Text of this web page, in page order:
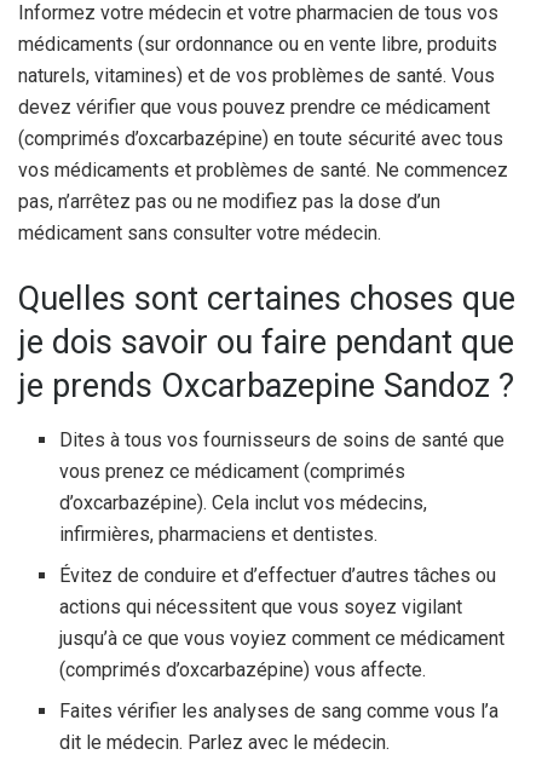
Informez votre médecin et votre pharmacien de tous vos
médicaments (sur ordonnance ou en vente libre, produits
naturels, vitamines) et de vos problèmes de santé. Vous
devez vérifier que vous pouvez prendre ce médicament
(comprimés d’oxcarbazépine) en toute sécurité avec tous
vos médicaments et problèmes de santé. Ne commencez
pas, n’arrêtez pas ou ne modifiez pas la dose d’un
médicament sans consulter votre médecin.
Quelles sont certaines choses que
je dois savoir ou faire pendant que
je prends Oxcarbazepine Sandoz ?
Dites à tous vos fournisseurs de soins de santé que
vous prenez ce médicament (comprimés
d’oxcarbazépine). Cela inclut vos médecins,
infirmières, pharmaciens et dentistes.
Évitez de conduire et d’effectuer d’autres tâches ou
actions qui nécessitent que vous soyez vigilant
jusqu’à ce que vous voyiez comment ce médicament
(comprimés d’oxcarbazépine) vous affecte.
Faites vérifier les analyses de sang comme vous l’a
dit le médecin. Parlez avec le médecin.